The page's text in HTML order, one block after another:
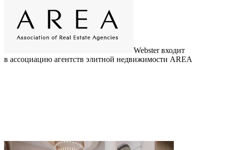
Webster входит
в ассоциацию агентств элитной недвижимости AREA